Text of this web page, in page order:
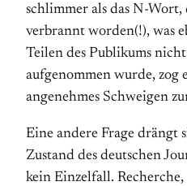
schlimmer als das N-Wort,
verbrannt worden(!), was
Teilen des Publikums
aufgenommen wurde, zog
angenehmes Schweigen
Eine andere Frage drängt
Zustand des deutschen
kein Einzelfall.